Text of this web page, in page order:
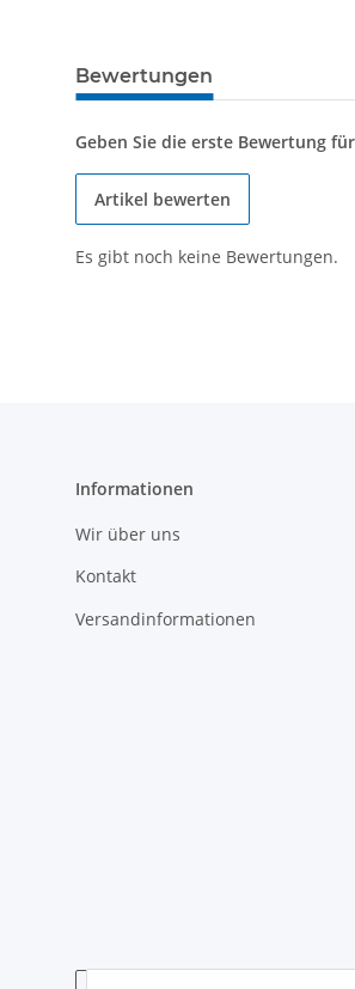
Bewertungen
Geben Sie die erste Bewertung
Artikel bewerten
Es gibt noch keine Bewertungen.
Informationen
Wir über uns
Kontakt
Versandinformationen